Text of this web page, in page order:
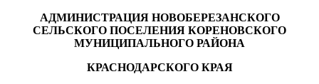
АДМИНИСТРАЦИЯ НОВОБЕРЕЗАНСКОГО
СЕЛЬСКОГО ПОСЕЛЕНИЯ КОРЕНОВСКОГО
МУНИЦИПАЛЬНОГО РАЙОНА
КРАСНОДАРСКОГО КРАЯ